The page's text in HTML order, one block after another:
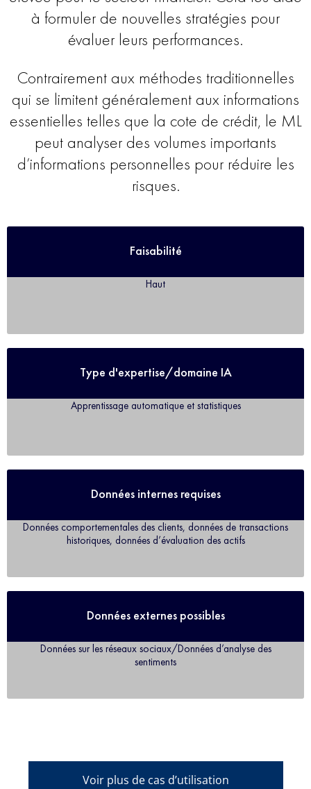
à formuler de nouvelles stratégies pour
évaluer leurs performances.
Contrairement aux méthodes traditionnelles
qui se limitent généralement aux informations
essentielles telles que la cote de crédit, le ML
peut analyser des volumes importants
d’informations personnelles pour réduire les
risques.
Faisabilité
Haut
Type d'expertise/domaine IA
Apprentissage automatique et statistiques
Données internes requises
Données comportementales des clients, données de transactions
historiques, données d’évaluation des actifs
Données externes possibles
Données sur les réseaux sociaux/Données d’analyse des
sentiments
Voir plus de cas d’utilisation